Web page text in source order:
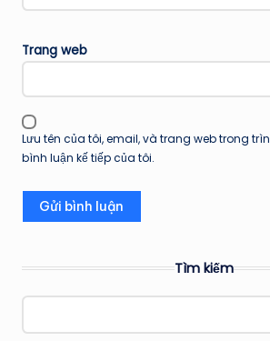
Trang web
Lưu tên của tôi, email, và trang web trong
bình luận kế tiếp của tôi.
Tìm kiếm